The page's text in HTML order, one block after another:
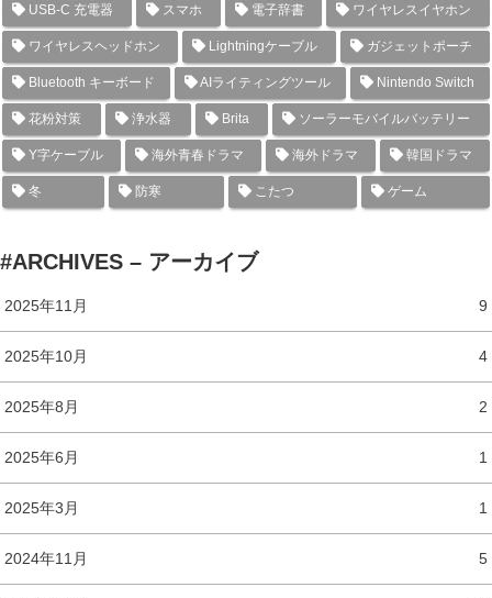
USB-C 充電器 スマホ 電子辞書 ワイヤレスイヤホン
ワイヤレスヘッドホン Lightningケーブル ガジェットポーチ
Bluetooth キーボード AIライティングツール Nintendo Switch
花粉対策 浄水器 Brita ソーラーモバイルバッテリー
Y字ケーブル 海外青春ドラマ 海外ドラマ 韓国ドラマ
冬 防寒 こたつ ゲーム
#ARCHIVES – アーカイブ
2025年11月 9
2025年10月 4
2025年8月 2
2025年6月 1
2025年3月 1
2024年11月 5